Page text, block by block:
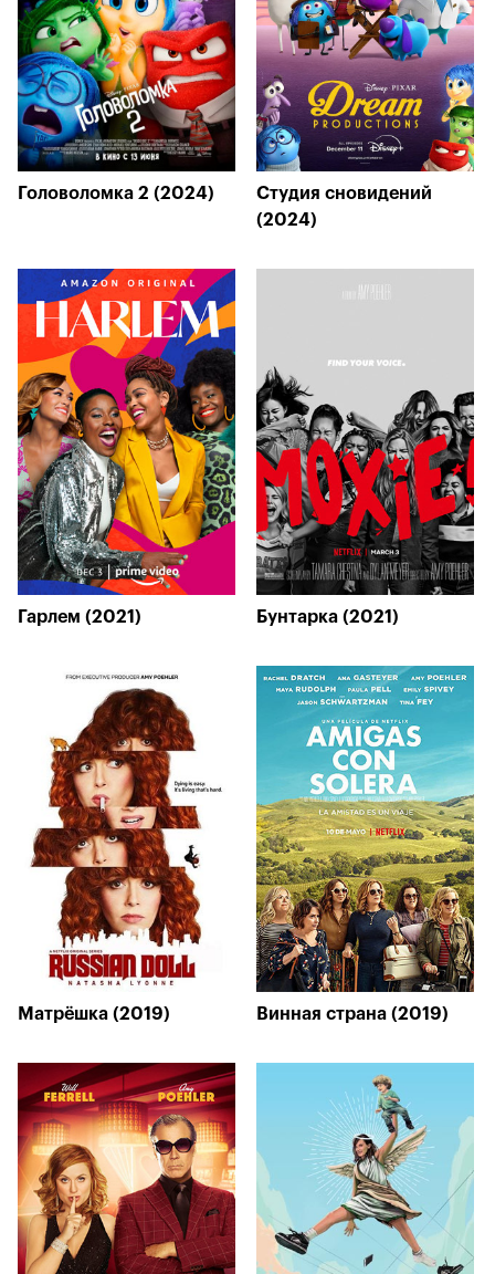
Головоломка 2 (2024)
Студия сновидений
(2024)
Гарлем (2021) Бунтарка (2021)
Матрёшка (2019) Винная страна (2019)